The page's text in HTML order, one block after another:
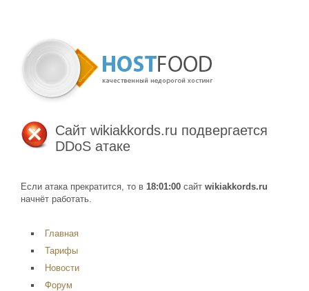
Сайт wikiakkords.ru подвергается
DDoS атаке
Если атака прекратится, то в 18:01:00 сайт wikiakkords.ru
начнёт работать.
Главная
Тарифы
Новости
Форум